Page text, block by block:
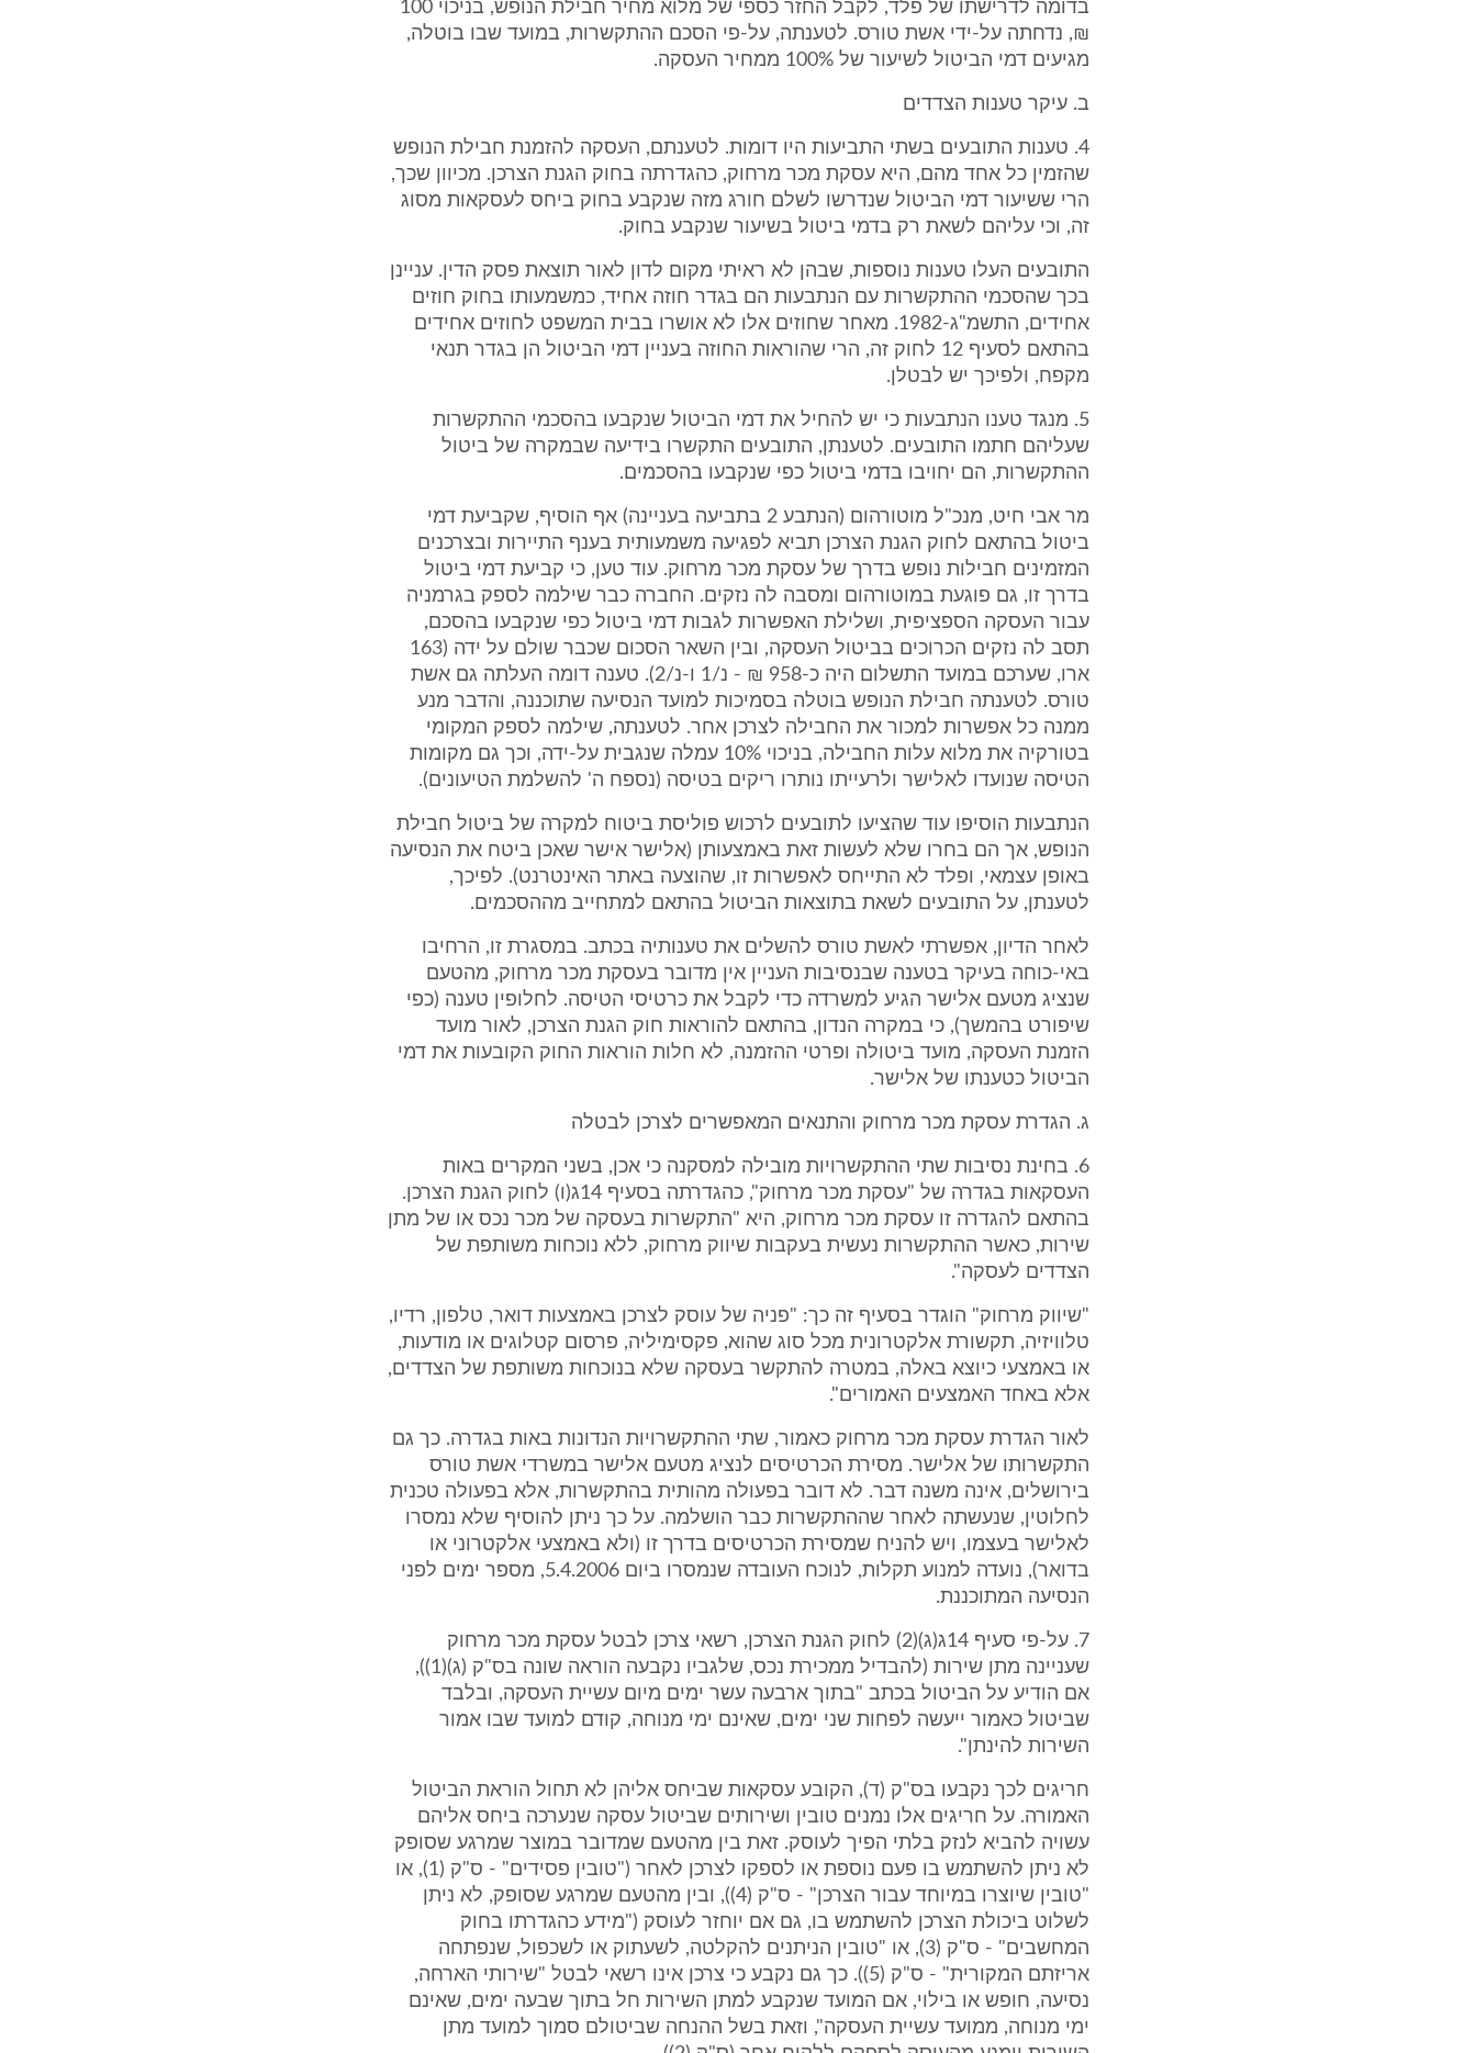
בדומה לדרישתו של פלד, לקבל החזר כספי של מלוא מחיר חבילת הנופש, בניכוי 100
₪, נדחתה על-ידי אשת טורס. לטענתה, על-פי הסכם ההתקשרות, במועד שבו בוטלה,
מגיעים דמי הביטול לשיעור של 100% ממחיר העסקה.
ב. עיקר טענות הצדדים
4. טענות התובעים בשתי התביעות היו דומות. לטענתם, העסקה להזמנת חבילת הנופש
שהזמין כל אחד מהם, היא עסקת מכר מרחוק, כהגדרתה בחוק הגנת הצרכן. מכיוון שכך,
הרי ששיעור דמי הביטול שנדרשו לשלם חורג מזה שנקבע בחוק ביחס לעסקאות מסוג
זה, וכי עליהם לשאת רק בדמי ביטול בשיעור שנקבע בחוק.
התובעים העלו טענות נוספות, שבהן לא ראיתי מקום לדון לאור תוצאת פסק הדין. עניינן
בכך שהסכמי ההתקשרות עם הנתבעות הם בגדר חוזה אחיד, כמשמעותו בחוק חוזים
אחידים, התשמ"ג-1982. מאחר שחוזים אלו לא אושרו בבית המשפט לחוזים אחידים
בהתאם לסעיף 12 לחוק זה, הרי שהוראות החוזה בעניין דמי הביטול הן בגדר תנאי
מקפח, ולפיכך יש לבטלן.
5. מנגד טענו הנתבעות כי יש להחיל את דמי הביטול שנקבעו בהסכמי ההתקשרות
שעליהם חתמו התובעים. לטענתן, התובעים התקשרו בידיעה שבמקרה של ביטול
ההתקשרות, הם יחויבו בדמי ביטול כפי שנקבעו בהסכמים.
מר אבי חיט, מנכ"ל מוטורהום (הנתבע 2 בתביעה בעניינה) אף הוסיף, שקביעת דמי
ביטול בהתאם לחוק הגנת הצרכן תביא לפגיעה משמעותית בענף התיירות ובצרכנים
המזמינים חבילות נופש בדרך של עסקת מכר מרחוק. עוד טען, כי קביעת דמי ביטול
בדרך זו, גם פוגעת במוטורהום ומסבה לה נזקים. החברה כבר שילמה לספק בגרמניה
עבור העסקה הספציפית, ושלילת האפשרות לגבות דמי ביטול כפי שנקבעו בהסכם,
תסב לה נזקים הכרוכים בביטול העסקה, ובין השאר הסכום שכבר שולם על ידה (163
ארו, שערכם במועד התשלום היה כ-958 ₪ - נ/1 ו-נ/2). טענה דומה העלתה גם אשת
טורס. לטענתה חבילת הנופש בוטלה בסמיכות למועד הנסיעה שתוכננה, והדבר מנע
ממנה כל אפשרות למכור את החבילה לצרכן אחר. לטענתה, שילמה לספק המקומי
בטורקיה את מלוא עלות החבילה, בניכוי 10% עמלה שנגבית על-ידה, וכך גם מקומות
הטיסה שנועדו לאלישר ולרעייתו נותרו ריקים בטיסה (נספח ה' להשלמת הטיעונים).
הנתבעות הוסיפו עוד שהציעו לתובעים לרכוש פוליסת ביטוח למקרה של ביטול חבילת
הנופש, אך הם בחרו שלא לעשות זאת באמצעותן (אלישר אישר שאכן ביטח את הנסיעה
באופן עצמאי, ופלד לא התייחס לאפשרות זו, שהוצעה באתר האינטרנט). לפיכך,
לטענתן, על התובעים לשאת בתוצאות הביטול בהתאם למתחייב מההסכמים.
לאחר הדיון, אפשרתי לאשת טורס להשלים את טענותיה בכתב. במסגרת זו, הרחיבו
באי-כוחה בעיקר בטענה שבנסיבות העניין אין מדובר בעסקת מכר מרחוק, מהטעם
שנציג מטעם אלישר הגיע למשרדה כדי לקבל את כרטיסי הטיסה. לחלופין טענה (כפי
שיפורט בהמשך), כי במקרה הנדון, בהתאם להוראות חוק הגנת הצרכן, לאור מועד
הזמנת העסקה, מועד ביטולה ופרטי ההזמנה, לא חלות הוראות החוק הקובעות את דמי
הביטול כטענתו של אלישר.
ג. הגדרת עסקת מכר מרחוק והתנאים המאפשרים לצרכן לבטלה
6. בחינת נסיבות שתי ההתקשרויות מובילה למסקנה כי אכן, בשני המקרים באות
העסקאות בגדרה של "עסקת מכר מרחוק", כהגדרתה בסעיף 14ג(ו) לחוק הגנת הצרכן.
בהתאם להגדרה זו עסקת מכר מרחוק, היא "התקשרות בעסקה של מכר נכס או של מתן
שירות, כאשר ההתקשרות נעשית בעקבות שיווק מרחוק, ללא נוכחות משותפת של
הצדדים לעסקה".
"שיווק מרחוק" הוגדר בסעיף זה כך: "פניה של עוסק לצרכן באמצעות דואר, טלפון, רדיו,
טלוויזיה, תקשורת אלקטרונית מכל סוג שהוא, פקסימיליה, פרסום קטלוגים או מודעות,
או באמצעי כיוצא באלה, במטרה להתקשר בעסקה שלא בנוכחות משותפת של הצדדים,
אלא באחד האמצעים האמורים".
לאור הגדרת עסקת מכר מרחוק כאמור, שתי ההתקשרויות הנדונות באות בגדרה. כך גם
התקשרותו של אלישר. מסירת הכרטיסים לנציג מטעם אלישר במשרדי אשת טורס
בירושלים, אינה משנה דבר. לא דובר בפעולה מהותית בהתקשרות, אלא בפעולה טכנית
לחלוטין, שנעשתה לאחר שההתקשרות כבר הושלמה. על כך ניתן להוסיף שלא נמסרו
לאלישר בעצמו, ויש להניח שמסירת הכרטיסים בדרך זו (ולא באמצעי אלקטרוני או
בדואר), נועדה למנוע תקלות, לנוכח העובדה שנמסרו ביום 5.4.2006, מספר ימים לפני
הנסיעה המתוכננת.
7. על-פי סעיף 14ג(ג)(2) לחוק הגנת הצרכן, רשאי צרכן לבטל עסקת מכר מרחוק
שעניינה מתן שירות (להבדיל ממכירת נכס, שלגביו נקבעה הוראה שונה בס"ק (ג)(1)),
אם הודיע על הביטול בכתב "בתוך ארבעה עשר ימים מיום עשיית העסקה, ובלבד
שביטול כאמור ייעשה לפחות שני ימים, שאינם ימי מנוחה, קודם למועד שבו אמור
השירות להינתן".
חריגים לכך נקבעו בס"ק (ד), הקובע עסקאות שביחס אליהן לא תחול הוראת הביטול
האמורה. על חריגים אלו נמנים טובין ושירותים שביטול עסקה שנערכה ביחס אליהם
עשויה להביא לנזק בלתי הפיך לעוסק. זאת בין מהטעם שמדובר במוצר שמרגע שסופק
לא ניתן להשתמש בו פעם נוספת או לספקו לצרכן לאחר ("טובין פסידים" - ס"ק (1), או
"טובין שיוצרו במיוחד עבור הצרכן" - ס"ק (4)), ובין מהטעם שמרגע שסופק, לא ניתן
לשלוט ביכולת הצרכן להשתמש בו, גם אם יוחזר לעוסק ("מידע כהגדרתו בחוק
המחשבים" - ס"ק (3), או "טובין הניתנים להקלטה, לשעתוק או לשכפול, שנפתחה
אריזתם המקורית" - ס"ק (5)). כך גם נקבע כי צרכן אינו רשאי לבטל "שירותי הארחה,
נסיעה, חופש או בילוי, אם המועד שנקבע למתן השירות חל בתוך שבעה ימים, שאינם
ימי מנוחה, ממועד עשיית העסקה", וזאת בשל ההנחה שביטולם סמוך למועד מתן